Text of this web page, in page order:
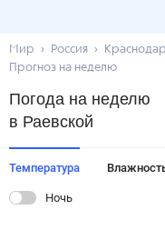
Мир Россия
Прогноз на неделю
Погода на неделю
в Раевской
Температура
Ночь